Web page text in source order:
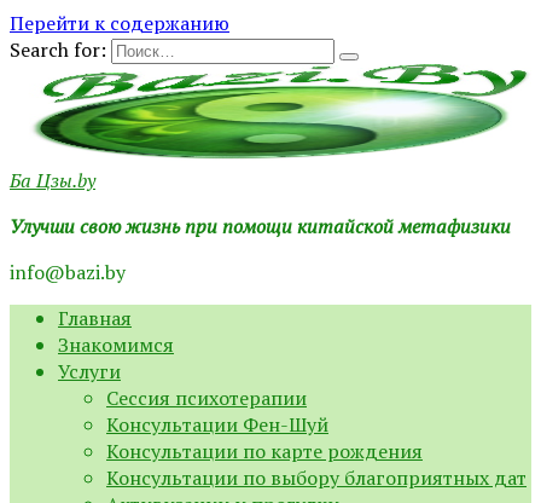
Перейти к содержанию
Search for:
Ба Цзы.by
Улучши свою жизнь при помощи китайской метафизики
info@bazi.by
Главная
Знакомимся
Услуги
Сессия психотерапии
Консультации Фен-Шуй
Консультации по карте рождения
Консультации по выбору благоприятных дат